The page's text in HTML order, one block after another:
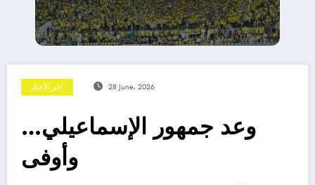
اخر الاخبار 28 June، 2026
وعد جمهور الإسماعيلي…
وأوفى